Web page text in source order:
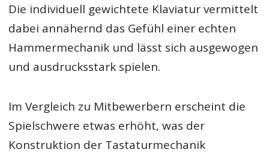
Die individuell gewichtete Klaviatur vermittelt
dabei annähernd das Gefühl einer echten
Hammermechanik und lässt sich ausgewogen
und ausdrucksstark spielen.
Im Vergleich zu Mitbewerbern erscheint die
Spielschwere etwas erhöht, was der
Konstruktion der Tastaturmechanik